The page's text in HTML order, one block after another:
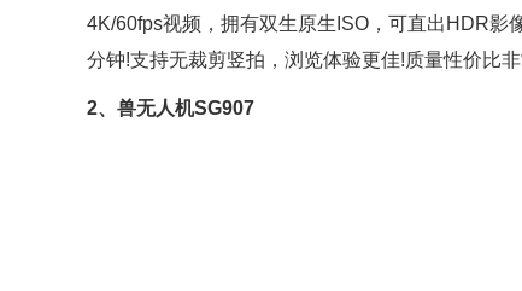
4K/60fps视频，拥有双生原生ISO，可直出HDR影
分钟!支持无裁剪竖拍，浏览体验更佳!质量性价比
2、兽无人机SG907